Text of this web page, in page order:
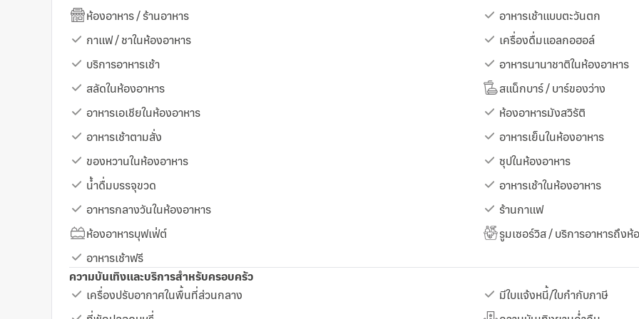
ห้องอาหาร / ร้านอาหาร
อาหารเช้าแบบตะวันตก
กาแฟ / ชาในห้องอาหาร
เครื่องดื่มแอลกอฮอล์
บริการอาหารเช้า
อาหารนานาชาติในห้องอาหาร
สลัดในห้องอาหาร
สแน็กบาร์ / บาร์ของว่าง
อาหารเอเชียในห้องอาหาร
ห้องอาหารมังสวิรัติ
อาหารเช้าตามสั่ง
อาหารเย็นในห้องอาหาร
ของหวานในห้องอาหาร
ซุปในห้องอาหาร
น้ำดื่มบรรจุขวด
อาหารเช้าในห้องอาหาร
อาหารกลางวันในห้องอาหาร
ร้านกาแฟ
ห้องอาหารบุฟเฟ่ต์
รูมเซอร์วิส / บริการอาหารถึง
อาหารเช้าฟรี
ความบันเทิงและบริการสำหรับครอบครัว
เครื่องปรับอากาศในพื้นที่ส่วนกลาง
มีใบแจ้งหนี้/ใบกำกับภาษี